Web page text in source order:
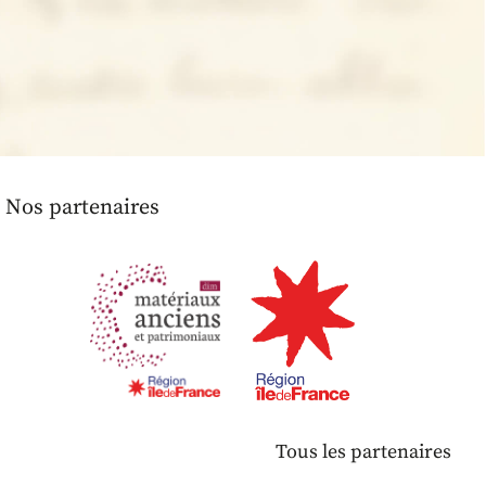
Nos partenaires
Tous les partenaires